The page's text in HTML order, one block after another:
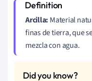
Arcilla: Material
finas de tierra, que
mezcla con agua.